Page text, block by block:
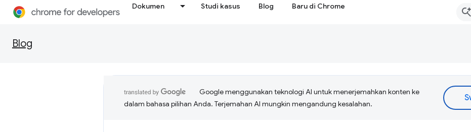
Dokumen Studi kasus Blog Baru di Chrome
Blog
Google menggunakan teknologi AI untuk menerjemahkan konten ke
dalam bahasa pilihan Anda. Terjemahan AI mungkin mengandung kesalahan.